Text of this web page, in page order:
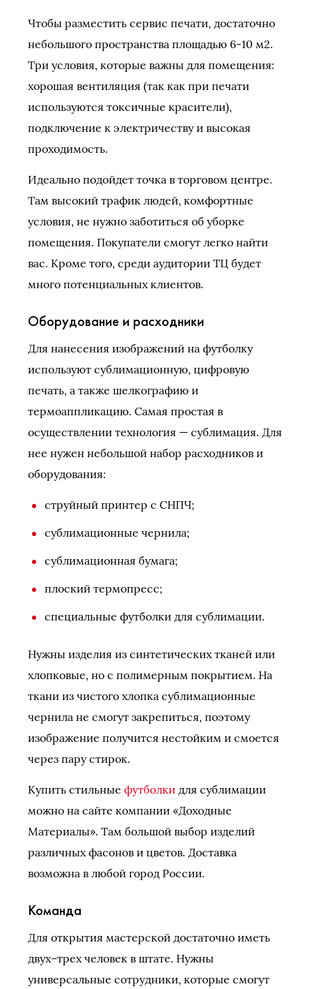
Чтобы разместить сервис печати, достаточно
небольшого пространства площадью 6-10 м2.
Три условия, которые важны для помещения:
хорошая вентиляция (так как при печати
используются токсичные красители),
подключение к электричеству и высокая
проходимость.
Идеально подойдет точка в торговом центре.
Там высокий трафик людей, комфортные
условия, не нужно заботиться об уборке
помещения. Покупатели смогут легко найти
вас. Кроме того, среди аудитории ТЦ будет
много потенциальных клиентов.
Оборудование и расходники
Для нанесения изображений на футболку
используют сублимационную, цифровую
печать, а также шелкографию и
термоаппликацию. Самая простая в
осуществлении технология — сублимация. Для
нее нужен небольшой набор расходников и
оборудования:
струйный принтер с СНПЧ;
сублимационные чернила;
сублимационная бумага;
плоский термопресс;
специальные футболки для сублимации.
Нужны изделия из синтетических тканей или
хлопковые, но с полимерным покрытием. На
ткани из чистого хлопка сублимационные
чернила не смогут закрепиться, поэтому
изображение получится нестойким и смоется
через пару стирок.
Купить стильные футболки для сублимации
можно на сайте компании «Доходные
Материалы». Там большой выбор изделий
различных фасонов и цветов. Доставка
возможна в любой город России.
Команда
Для открытия мастерской достаточно иметь
двух–трех человек в штате. Нужны
универсальные сотрудники, которые смогут